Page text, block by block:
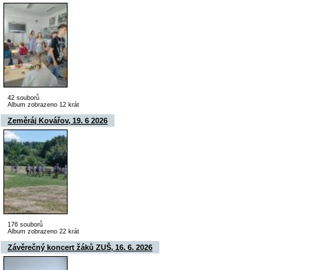
42 souborů
Album zobrazeno 12 krát
Zeměráj Kovářov, 19. 6 2026
176 souborů
Album zobrazeno 22 krát
Závěrečný koncert žáků ZUŠ, 16. 6. 2026